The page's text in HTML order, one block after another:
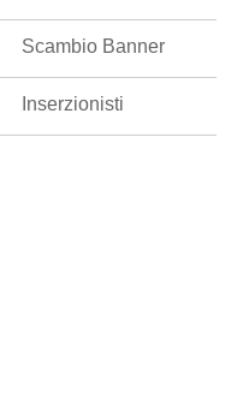
Scambio Banner
Inserzionisti